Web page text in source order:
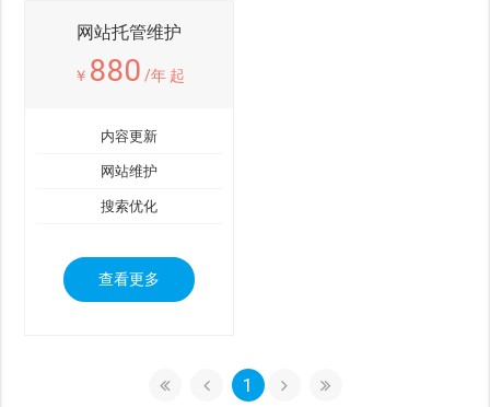
网站托管维护
￥ 880 /年 起
内容更新
网站维护
搜索优化
查看更多
1